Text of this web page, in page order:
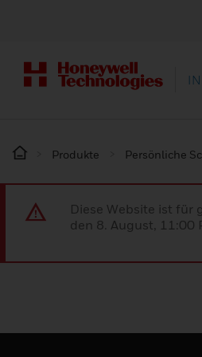
Produkte Persönliche
Diese Website ist für
den 8. August, 11:00